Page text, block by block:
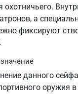
охотничьего.
а
фиксируют
данного
оружия в